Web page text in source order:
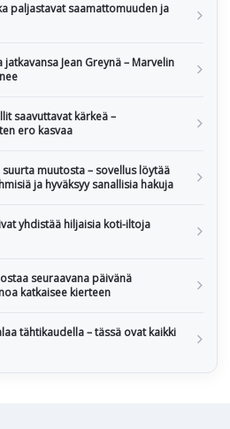
paljastavat saamattomuuden ja
jatkavansa Jean Greynä – Marvelin
saavuttavat kärkeä –
ero kasvaa
muutosta – sovellus löytää
ja hyväksyy sanallisia hakuja
yhdistää hiljaisia koti-iltoja
seuraavana päivänä
katkaisee kierteen
tähtikaudella – tässä ovat kaikki